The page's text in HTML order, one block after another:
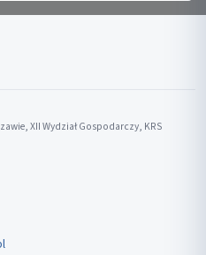
XII Wydział Gospodarczy, KRS